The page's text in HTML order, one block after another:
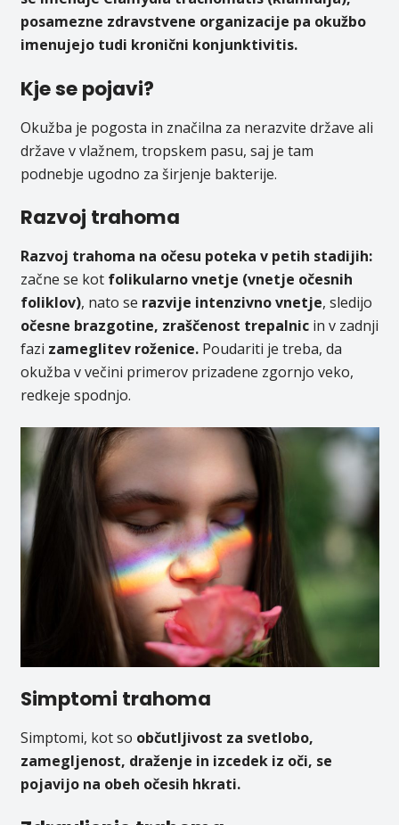
posamezne zdravstvene organizacije pa okužbo
imenujejo tudi kronični konjunktivitis.
Kje se pojavi?
Okužba je pogosta in značilna za nerazvite države ali
države v vlažnem, tropskem pasu, saj je tam
podnebje ugodno za širjenje bakterije.
Razvoj trahoma
Razvoj trahoma na očesu poteka v petih stadijih:
začne se kot folikularno vnetje (vnetje očesnih
foliklov), nato se razvije intenzivno vnetje, sledijo
očesne brazgotine, zraščenost trepalnicin v zadnji
fazi zameglitev roženice.Poudariti je treba, da
okužba v večini primerov prizadene zgornjo veko,
redkeje spodnjo.
Simptomi trahoma
Simptomi, kot so občutljivost za svetlobo,
zamegljenost, draženje in izcedek iz oči, se
pojavijo na obeh očesih hkrati.